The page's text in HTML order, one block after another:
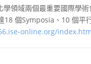
學領域兩個最重要國際學
18 個Symposia、10 個
online.org/